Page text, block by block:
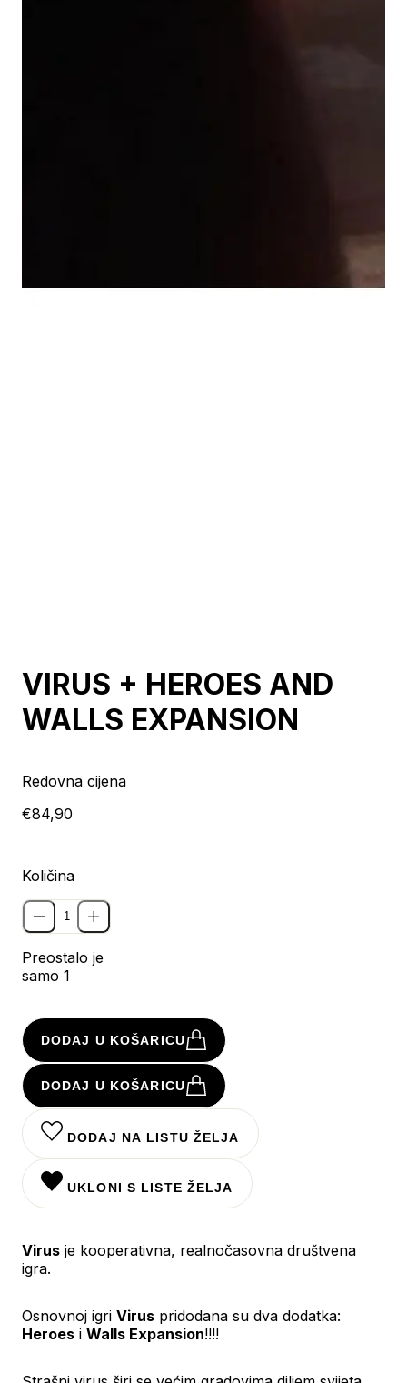
VIRUS + HEROES AND
WALLS EXPANSION
Redovna cijena
€84,90
Količina
Preostalo je
samo 1
DODAJ U KOŠARICU
DODAJ U KOŠARICU
DODAJ NA LISTU ŽELJA
UKLONI S LISTE ŽELJA
Virus je kooperativna, realnočasovna društvena
igra.
Osnovnoj igri Virus pridodana su dva dodatka:
Heroes i Walls Expansion!!!!